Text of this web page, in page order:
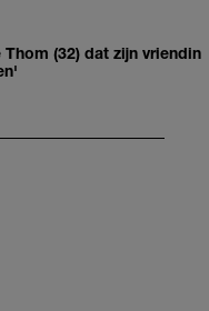
(32) dat zijn vriendin